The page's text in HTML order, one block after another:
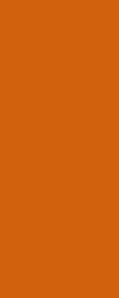
geltenden
im
an.
und